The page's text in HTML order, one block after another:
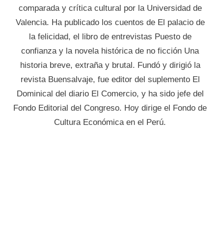
comparada y crítica cultural por la Universidad de
Valencia. Ha publicado los cuentos de El palacio de
la felicidad, el libro de entrevistas Puesto de
confianza y la novela histórica de no ficción Una
historia breve, extraña y brutal. Fundó y dirigió la
revista Buensalvaje, fue editor del suplemento El
Dominical del diario El Comercio, y ha sido jefe del
Fondo Editorial del Congreso. Hoy dirige el Fondo de
Cultura Económica en el Perú.